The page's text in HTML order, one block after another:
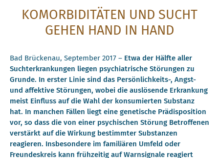
KOMORBIDITÄTEN UND SUCHT
GEHEN HAND IN HAND
Bad Brückenau, September 2017 – Etwa der Hälfte aller
Suchterkrankungen liegen psychiatrische Störungen zu
Grunde. In erster Linie sind das Persönlichkeits-, Angst-
und affektive Störungen, wobei die auslösende Erkrankung
meist Einfluss auf die Wahl der konsumierten Substanz
hat. In manchen Fällen liegt eine genetische Prädisposition
vor, so dass die von einer psychischen Störung Betroffenen
verstärkt auf die Wirkung bestimmter Substanzen
reagieren. Insbesondere im familiären Umfeld oder
Freundeskreis kann frühzeitig auf Warnsignale reagiert